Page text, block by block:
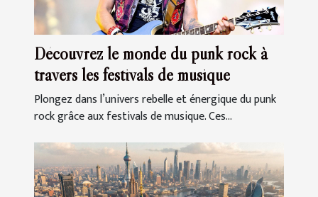
Découvrez le monde du punk rock à
travers les festivals de musique
Plongez dans l’univers rebelle et énergique du punk
rock grâce aux festivals de musique. Ces...